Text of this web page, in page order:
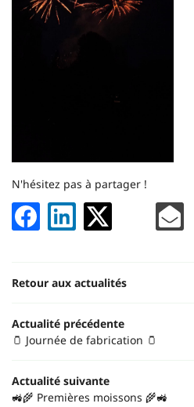
PRODUITS
N'hésitez pas à partager !
Retour aux actualités
Actualité précédente
🫙 Journée de fabrication 🫙
Actualité suivante
🚜🌾 Premières moissons 🌾🚜